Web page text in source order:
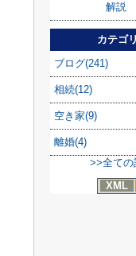
解説
カテゴリ
ブログ(241)
相続(12)
空き家(9)
離婚(4)
>>全ての
XML